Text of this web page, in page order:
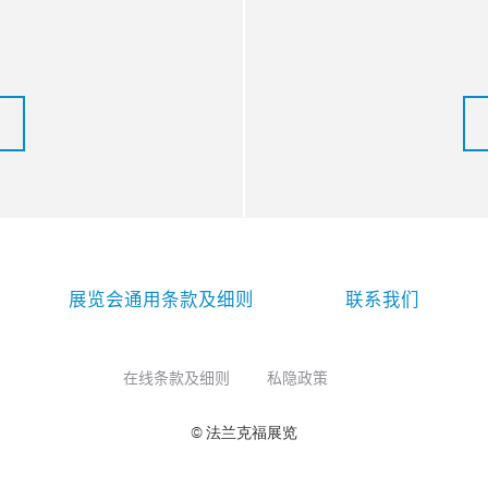
展览会通用条款及细则 联系我们
在线条款及细则 私隐政策
© 法兰克福展览